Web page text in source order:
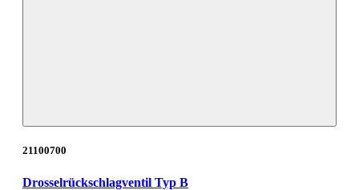
21100700
Drosselrückschlagventil Typ B